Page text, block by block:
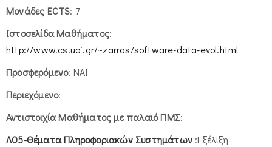
Μονάδες ECTS: 7
Ιστοσελίδα Μαθήματος:
http://www.cs.uoi.gr/~zarras/software-data-evol.html
Προσφερόμενο: ΝΑΙ
Περιεχόμενο:
Αντιστοιχία Μαθήματος με παλαιό ΠΜΣ:
Λ05-Θέματα Πληροφοριακών Συστημάτων :Εξέλιξη